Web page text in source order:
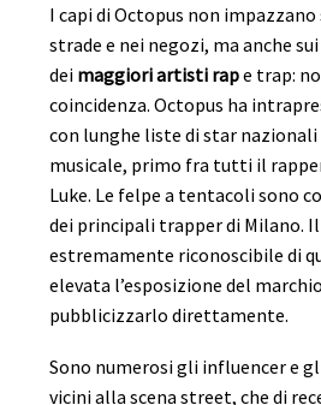
I capi di Octopus non
strade e nei negozi, ma anche
dei maggiori artisti rape trap:
coincidenza. Octopus ha
con lunghe liste di star
musicale, primo fra tutti il
Luke. Le felpe a tentacoli sono
dei principali trapper di Milano.
estremamente riconoscibile di
elevata l’esposizione del
pubblicizzarlo direttamente.
Sono numerosi gli influencer e
vicini alla scena street, che di